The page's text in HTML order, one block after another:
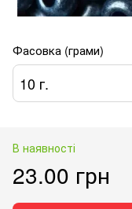
Фасовка (грами)
10 г.
В наявності
23.00 грн